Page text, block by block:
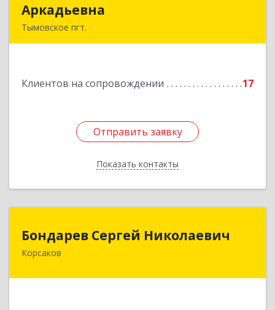
Аркадьевна
Тымовское пгт.
Клиентов на сопровождении 17
Отправить заявку
Показать контакты
Отправить заявку
Назад
Бондарев Сергей Николаевич
Корсаков
Бондарев Сергей Николаевич